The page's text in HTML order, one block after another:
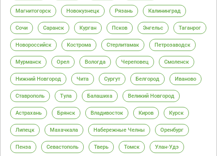
Магнитогорск Новокузнецк Рязань Калининград
Сочи Саранск Курган Псков Энгельс Таганрог
Новороссийск Кострома Стерлитамак Петрозаводск
Мурманск Орел Вологда Череповец Смоленск
Нижний Новгород Чита Сургут Белгород Иваново
Ставрополь Тула Балашиха Великий Новгород
Астрахань Брянск Владивосток Киров Курск
Липецк Махачкала Набережные Челны Оренбург
Пенза Севастополь Тверь Томск Улан-Удэ